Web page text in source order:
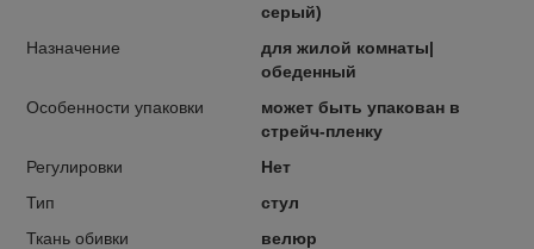
серый)
Назначение
для жилой комнаты|
обеденный
Особенности упаковки
может быть упакован в
стрейч-пленку
Регулировки
Нет
Тип
стул
Ткань обивки
велюр